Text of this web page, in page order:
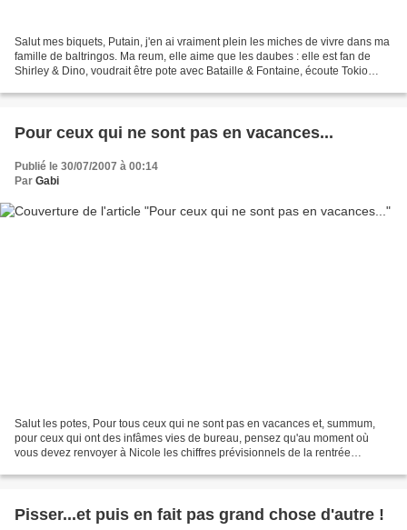
Salut mes biquets, Putain, j'en ai vraiment plein les miches de vivre dans ma
famille de baltringos. Ma reum, elle aime que les daubes : elle est fan de
Shirley & Dino, voudrait être pote avec Bataille & Fontaine, écoute Tokio
Pour ceux qui ne sont pas en vacances...
Publié le 30/07/2007 à 00:14
Par Gabi
Salut les potes, Pour tous ceux qui ne sont pas en vacances et, summum,
pour ceux qui ont des infâmes vies de bureau, pensez qu'au moment où
vous devez renvoyer à Nicole les chiffres prévisionnels de la rentrée
Pisser...et puis en fait pas grand chose d'autre !